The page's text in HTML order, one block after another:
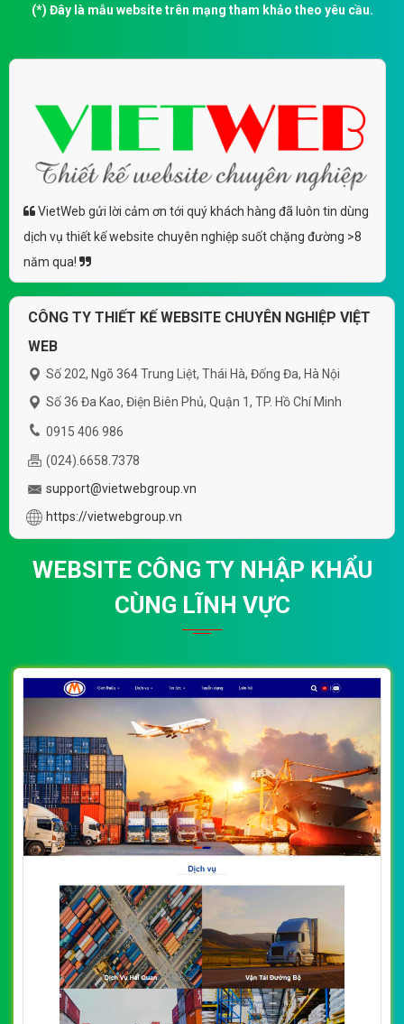
(*) Đây là mẫu website trên mạng tham khảo theo yêu cầu.
VietWeb gửi lời cảm ơn tới quý khách hàng đã luôn tin dùng
dịch vụ thiết kế website chuyên nghiệp suốt chặng đường >8
năm qua!
CÔNG TY THIẾT KẾ WEBSITE CHUYÊN NGHIỆP VIỆT
WEB
Số 202, Ngõ 364 Trung Liệt, Thái Hà, Đống Đa, Hà Nội
Số 36 Đa Kao, Điện Biên Phủ, Quận 1, TP. Hồ Chí Minh
0915 406 986
(024).6658.7378
support@vietwebgroup.vn
https://vietwebgroup.vn
WEBSITE CÔNG TY NHẬP KHẨU
CÙNG LĨNH VỰC